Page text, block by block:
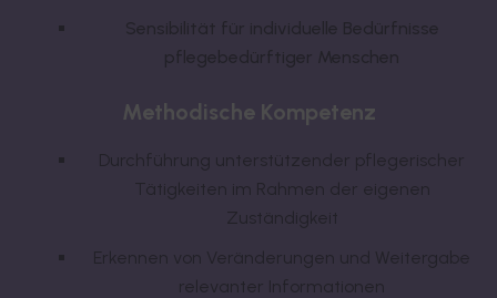
Sensibilität für individuelle Bedürfnisse
pflegebedürftiger Menschen
Methodische Kompetenz
Durchführung unterstützender pflegerischer
Tätigkeiten im Rahmen der eigenen
Zuständigkeit
Erkennen von Veränderungen und Weitergabe
relevanter Informationen